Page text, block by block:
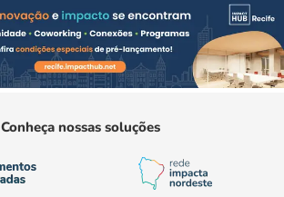
Conheça nossas soluções